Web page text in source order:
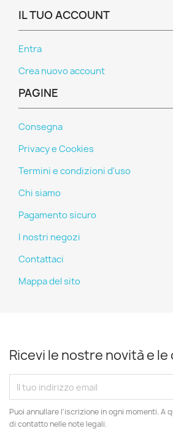
IL TUO ACCOUNT
Entra
Crea nuovo account
PAGINE
Consegna
Privacy e Cookies
Termini e condizioni d'uso
Chi siamo
Pagamento sicuro
I nostri negozi
Contattaci
Mappa del sito
Ricevi le nostre novità e
Puoi annullare l'iscrizione in ogni momenti. A
di contatto nelle note legali.